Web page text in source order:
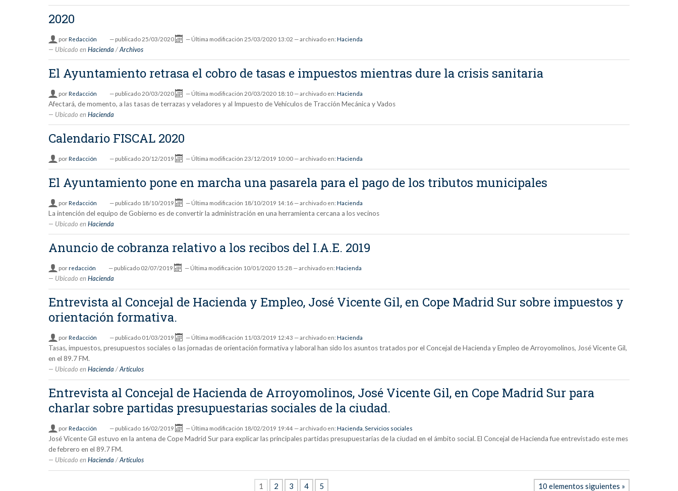
2020
porRedacción — publicado25/03/2020 — Última modificación 25/03/2020 13:02 — archivado en:Hacienda
Ubicado en Hacienda /Archivos
El Ayuntamiento retrasa el cobro de tasas e impuestos mientras dure la crisis sanitaria
porRedacción — publicado20/03/2020 — Última modificación 20/03/2020 18:10 — archivado en:Hacienda
Afectará, de momento, a las tasas de terrazas y veladores y al Impuesto de Vehículos de Tracción Mecánica y Vados
Ubicado en Hacienda
Calendario FISCAL 2020
porRedacción — publicado20/12/2019 — Última modificación 23/12/2019 10:00 — archivado en:Hacienda
El Ayuntamiento pone en marcha una pasarela para el pago de los tributos municipales
porRedacción — publicado18/10/2019 — Última modificación 18/10/2019 14:16 — archivado en:Hacienda
La intención del equipo de Gobierno es de convertir la administración en una herramienta cercana a los vecinos
Ubicado en Hacienda
Anuncio de cobranza relativo a los recibos del I.A.E. 2019
porredacción — publicado02/07/2019 — Última modificación 10/01/2020 15:28 — archivado en:Hacienda
Ubicado en Hacienda
Entrevista al Concejal de Hacienda y Empleo, José Vicente Gil, en Cope Madrid Sur sobre impuestos y
orientación formativa.
porRedacción — publicado01/03/2019 — Última modificación 11/03/2019 12:43 — archivado en:Hacienda
Tasas, impuestos, presupuestos sociales o las jornadas de orientación formativa y laboral han sido los asuntos tratados por el Concejal de Hacienda y Empleo de Arroyomolinos, José Vicente Gil,
en el 89.7 FM.
Ubicado en Hacienda /Artículos
Entrevista al Concejal de Hacienda de Arroyomolinos, José Vicente Gil, en Cope Madrid Sur para
charlar sobre partidas presupuestarias sociales de la ciudad.
porRedacción — publicado16/02/2019 — Última modificación 18/02/2019 19:44 — archivado en:Hacienda ,Servicios sociales
José Vicente Gil estuvo en la antena de Cope Madrid Sur para explicar las principales partidas presupuestarias de la ciudad en el ámbito social. El Concejal de Hacienda fue entrevistado este mes
de febrero en el 89.7 FM.
Ubicado en Hacienda /Artículos
10 elementos siguientes »
1 2 3 4 5